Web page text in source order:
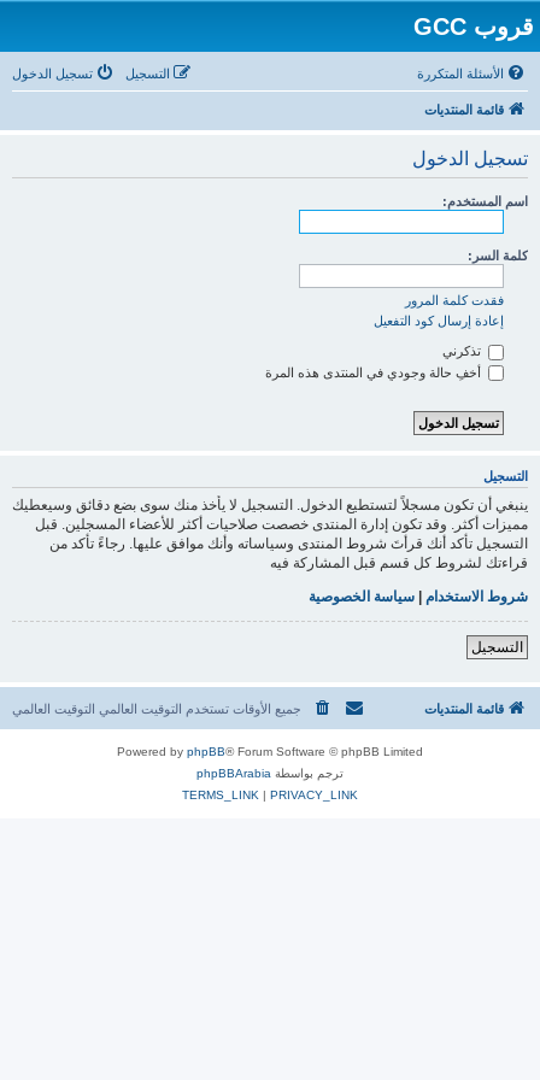
قروب GCC
الأسئلة المتكررة تسجيل الدخول التسجيل
قائمة المنتديات
تسجيل الدخول
اسم المستخدم:
كلمة السر:
فقدت كلمة المرور
إعادة إرسال كود التفعيل
تذكرني
أخفِ حالة وجودي في المنتدى هذه المرة
التسجيل
ينبغي أن تكون مسجلاً لتستطيع الدخول. التسجيل لا يأخذ منك سوى بضع دقائق وسيعطيك
مميزات أكثر. وقد تكون إدارة المنتدى خصصت صلاحيات أكثر للأعضاء المسجلين. قبل
التسجيل تأكد أنك قرأتَ شروط المنتدى وسياساته وأنك موافق عليها. رجاءً تأكد من
قراءتك لشروط كل قسم قبل المشاركة فيه
شروط الاستخدام | سياسة الخصوصية
التسجيل
قائمة المنتديات جميع الأوقات تستخدم التوقيت العالمي التوقيت العالمي
Powered by phpBB® Forum Software © phpBB Limited
ترجم بواسطة phpBBArabia
PRIVACY_LINK
|
TERMS_LINK